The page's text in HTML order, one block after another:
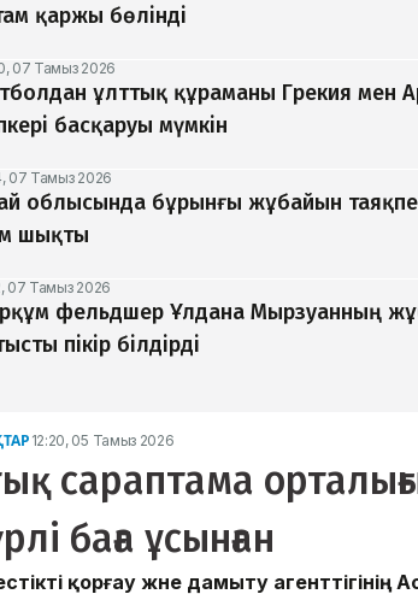
қаржы бөлінді
07 Тамыз 2026
ұлттық құраманы Грекия мен
басқаруы мүмкін
07 Тамыз 2026
облысында бұрынғы жұбайын
шықты
07 Тамыз 2026
фельдшер Ұлдана Мырзуанның
пікір білдірді
12:20, 05 Тамыз 2026
сараптама
баға ұсынған
қорғау және дамыту